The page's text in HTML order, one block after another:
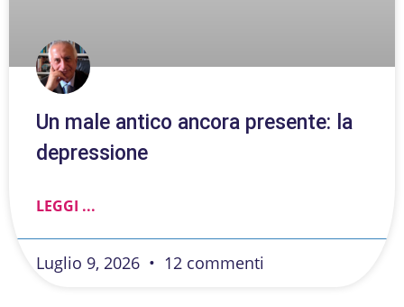
Un male antico ancora presente: la
depressione
LEGGI ...
Luglio 9, 2026 12 commenti